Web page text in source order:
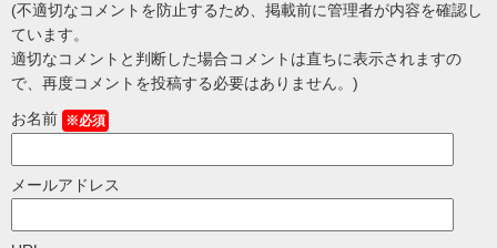
(不適切なコメントを防止するため、掲載前に管理者が内容を確認し
ています。
適切なコメントと判断した場合コメントは直ちに表示されますの
で、再度コメントを投稿する必要はありません。)
お名前 ※必須
メールアドレス